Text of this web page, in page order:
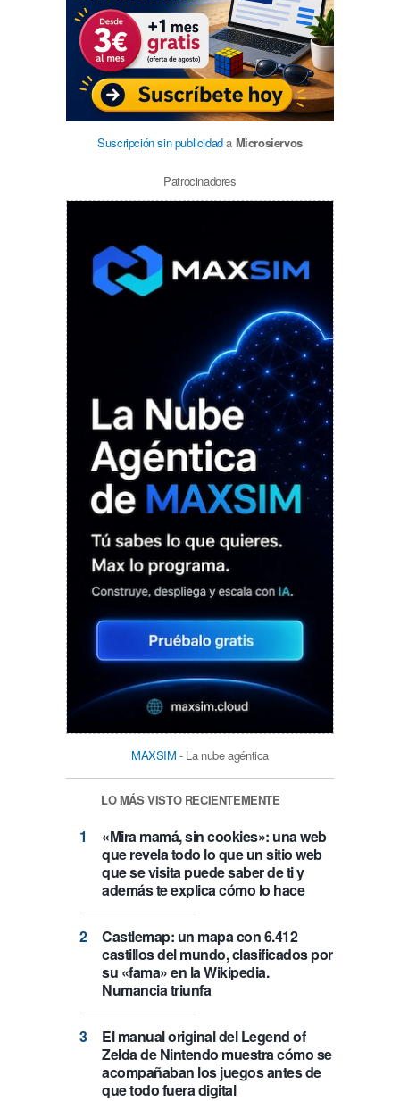
Suscripción sin publicidada Microsiervos
Patrocinadores
MAXSIM - La nube agéntica
LO MÁS VISTO RECIENTEMENTE
«Mira mamá, sin cookies»: una web
que revela todo lo que un sitio web
que se visita puede saber de ti y
además te explica cómo lo hace
Castlemap: un mapa con 6.412
castillos del mundo, clasificados por
su «fama» en la Wikipedia.
Numancia triunfa
El manual original del Legend of
Zelda de Nintendo muestra cómo se
acompañaban los juegos antes de
que todo fuera digital